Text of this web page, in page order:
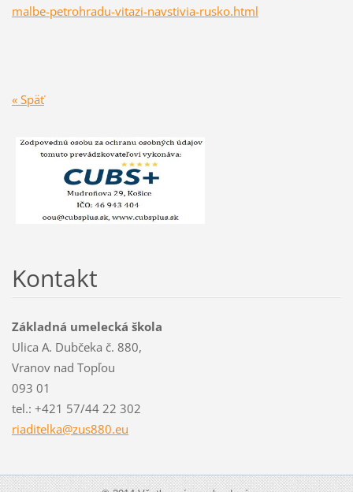
malbe-petrohradu-vitazi-navstivia-rusko.html
« Späť
Kontakt
Základná umelecká škola
Ulica A. Dubčeka č. 880,
Vranov nad Topľou
093 01
tel.: +421 57/44 22 302
riaditelka@zus880.eu